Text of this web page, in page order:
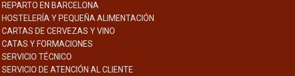
REPARTO EN BARCELONA
HOSTELERÍA Y PEQUEÑA ALIMENTACIÓN
CARTAS DE CERVEZAS Y VINO
CATAS Y FORMACIONES
SERVICIO TÉCNICO
SERVICIO DE ATENCIÓN AL CLIENTE